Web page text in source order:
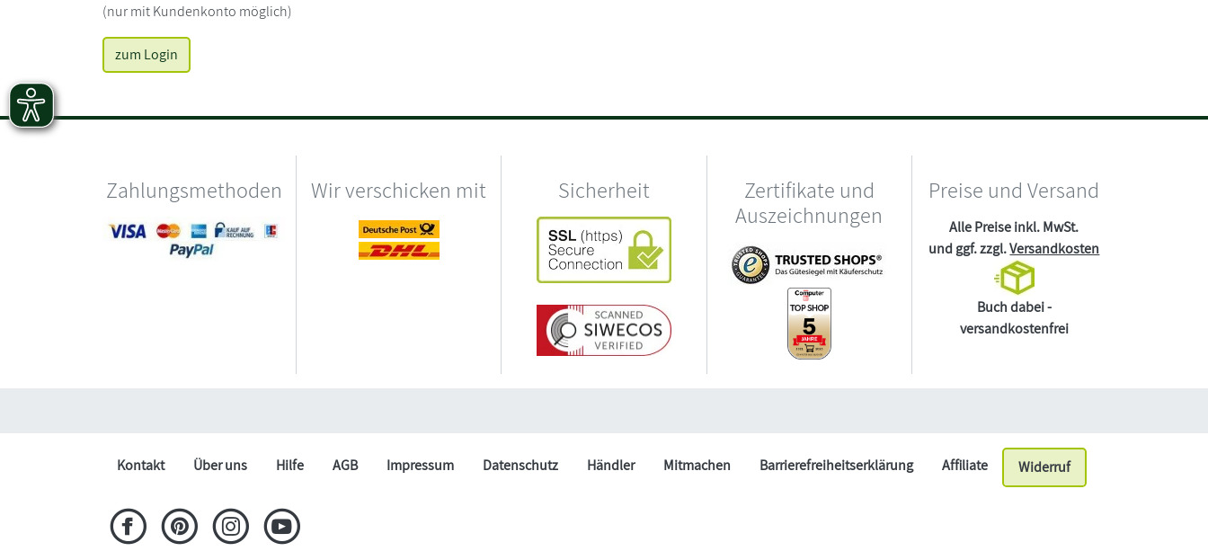
(nur mit Kundenkonto möglich)
zum Login
Zahlungsmethoden Wir verschicken mit Sicherheit
Zertifikate und
Auszeichnungen
Preise und Versand
Alle Preise inkl. MwSt.
und ggf. zzgl.Versandkosten
Buch dabei -
versandkostenfrei
Kontakt Über uns Hilfe AGB Impressum Datenschutz Händler Mitmachen Barrierefreiheitserklärung Affiliate Widerruf